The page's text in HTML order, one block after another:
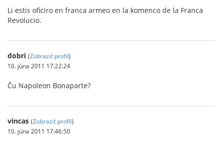
Li estis oficiro en franca armeo en la komenco de la Franca
Revolucio.
dobri (Zobraziť profil)
10. júna 2011 17:22:24
Ĉu Napoleon Bonaparte?
vincas (Zobraziť profil)
10. júna 2011 17:46:50